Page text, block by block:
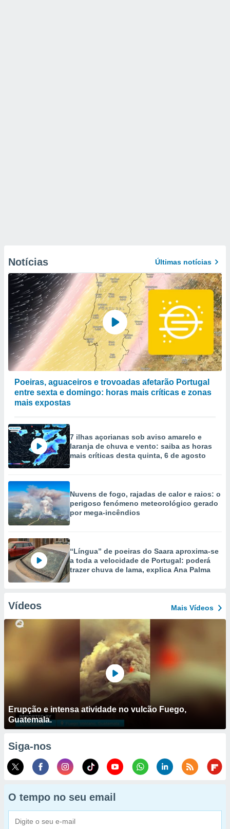
Notícias Últimas notícias
Poeiras, aguaceiros e trovoadas afetarão Portugal
entre sexta e domingo: horas mais críticas e zonas
mais expostas
7 ilhas açorianas sob aviso amarelo e
laranja de chuva e vento: saiba as horas
mais críticas desta quinta, 6 de agosto
Nuvens de fogo, rajadas de calor e raios: o
perigoso fenómeno meteorológico gerado
por mega-incêndios
“Língua” de poeiras do Saara aproxima-se
a toda a velocidade de Portugal: poderá
trazer chuva de lama, explica Ana Palma
Vídeos Mais Vídeos
Erupção e intensa atividade no vulcão Fuego,
Guatemala.
Siga-nos
O tempo no seu email